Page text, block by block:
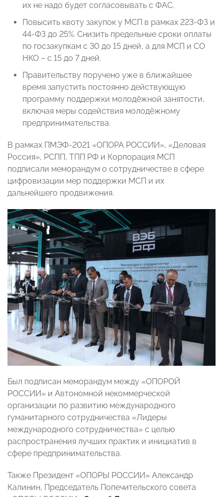
их не надо будет согласовывать с ФАС.
Повысить квоту закупок у МСП в рамках 223-ФЗ и
44-ФЗ до 25%. Снизить предельные сроки оплаты
по госзакупкам с 30 до 15 дней, а для МСП и СО
НКО – с 15 до 7 дней.
Правительству поручено уже в ближайшее
время запустить постоянно действующую
программу поддержки молодёжной занятости,
включая меры содействия молодёжному
предпринимательства.
В рамках ПМЭФ-2021 «ОПОРА РОССИИ», «Деловая
Россия», РСПП, ТПП РФ и Корпорация МСП
подписали меморандум о сотрудничестве в сфере
цифровизации мер поддержки МСП и их
дальнейшего продвижения.
Был подписан меморандум между «ОПОРОЙ
РОССИИ» и Автономной некоммерческой
организации по развитию международного
гуманитарного сотрудничества «Лидеры
международного сотрудничества» с целью
распространения лучших практик и инициатив в
сфере предпринимательства.
Также Президент «ОПОРЫ РОССИИ» Александр
Калинин, Председатель Попечительского совета